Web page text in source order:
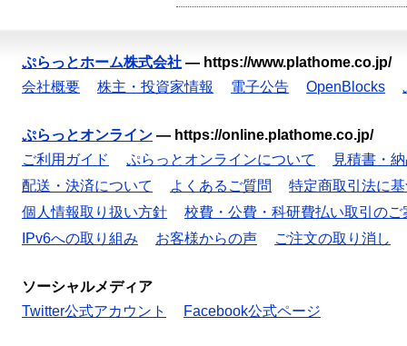
ぷらっとホーム株式会社 — https://www.plathome.co.jp/
会社概要
株主・投資家情報 電子公告 OpenBlocks
ぷらっとオンライン — https://online.plathome.co.jp/
ご利用ガイド
ぷらっとオンラインについて
見積書・
配送・決済について
よくあるご質問
特定商取引法に
個人情報取り扱い方針
校費・公費・科研費払い取引のご
IPv6への取り組み
お客様からの声 ご注文の取り消し
ソーシャルメディア
Twitter公式アカウント
Facebook公式ページ